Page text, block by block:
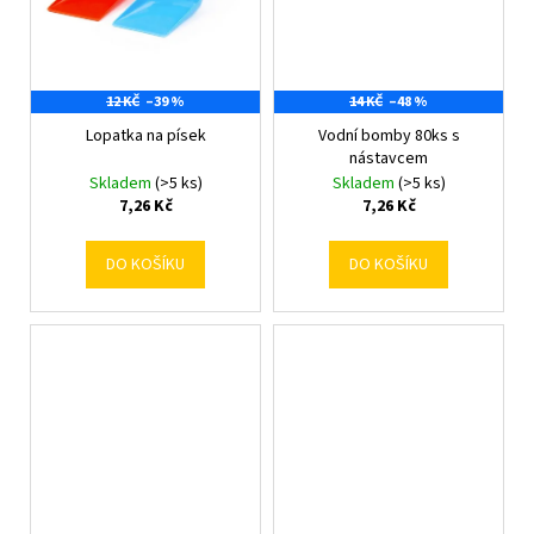
12 KČ –39 %
Lopatka na písek
Skladem (>5 ks)
7,26 Kč
DO KOŠÍKU
14 KČ –48 %
Vodní bomby 80ks s
nástavcem
Skladem (>5 ks)
7,26 Kč
DO KOŠÍKU